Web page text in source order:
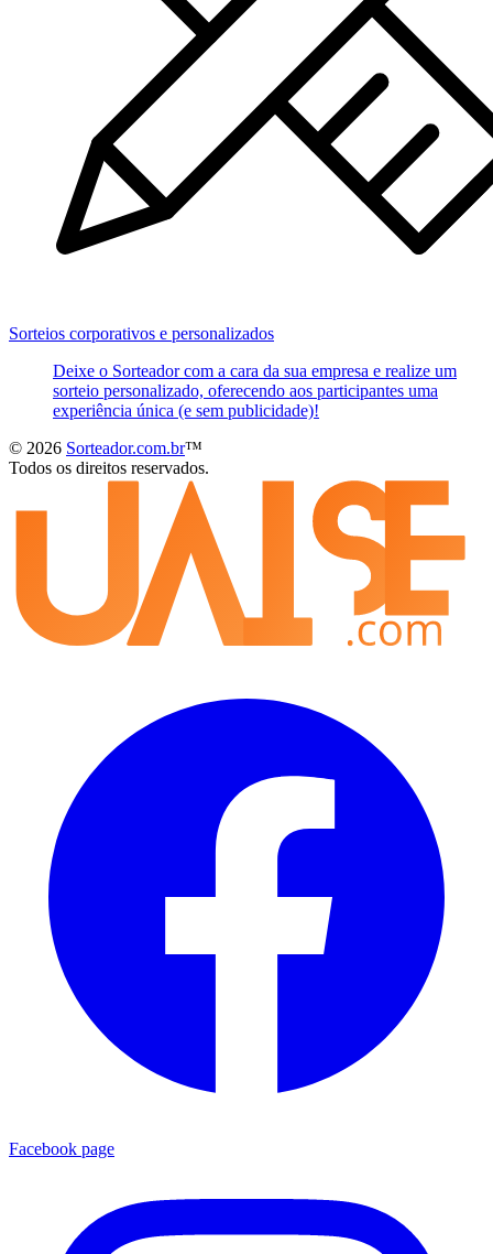
Sorteios corporativos e personalizados
Deixe o Sorteador com a cara da sua empresa e realize um
sorteio personalizado, oferecendo aos participantes uma
experiência única (e sem publicidade)!
© 2026 Sorteador.com.br™
Todos os direitos reservados.
Facebook page